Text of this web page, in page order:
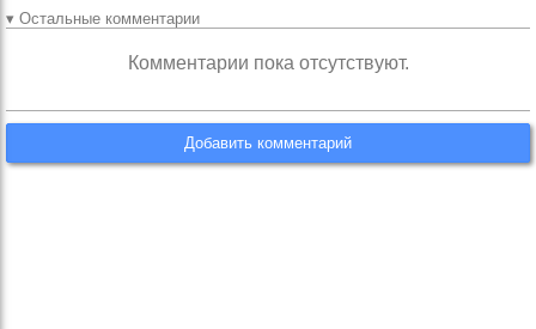
▾ Остальные комментарии
Комментарии пока отсутствуют.
Добавить комментарий